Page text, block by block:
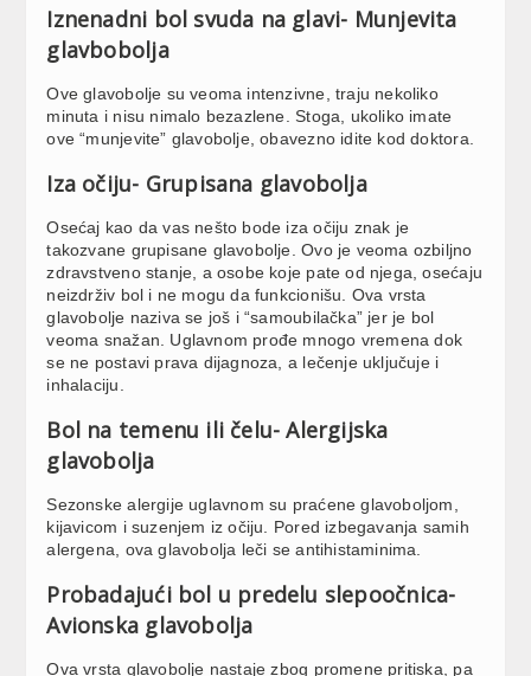
Iznenadni bol svuda na glavi- Munjevita
glavbobolja
Ove glavobolje su veoma intenzivne, traju nekoliko
minuta i nisu nimalo bezazlene. Stoga, ukoliko imate
ove “munjevite” glavobolje, obavezno idite kod doktora.
Iza očiju- Grupisana glavobolja
Osećaj kao da vas nešto bode iza očiju znak je
takozvane grupisane glavobolje. Ovo je veoma ozbiljno
zdravstveno stanje, a osobe koje pate od njega, osećaju
neizdrživ bol i ne mogu da funkcionišu. Ova vrsta
glavobolje naziva se još i “samoubilačka” jer je bol
veoma snažan. Uglavnom prođe mnogo vremena dok
se ne postavi prava dijagnoza, a lečenje uključuje i
inhalaciju.
Bol na temenu ili čelu- Alergijska
glavobolja
Sezonske alergije uglavnom su praćene glavoboljom,
kijavicom i suzenjem iz očiju. Pored izbegavanja samih
alergena, ova glavobolja leči se antihistaminima.
Probadajući bol u predelu slepoočnica-
Avionska glavobolja
Ova vrsta glavobolje nastaje zbog promene pritiska, pa